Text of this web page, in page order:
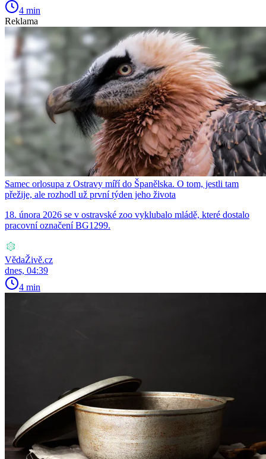
4 min
Reklama
Samec orlosupa z Ostravy míří do Španělska. O tom, jestli tam
přežije, ale rozhodl už první týden jeho života
18. února 2026 se v ostravské zoo vyklubalo mládě, které dostalo
pracovní označení BG1299.
VědaŽivě.cz
dnes, 04:39
4 min